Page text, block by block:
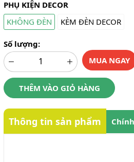
PHỤ KIỆN DECOR
KHÔNG ĐÈN
KÈM ĐÈN DECOR
Số lượng:
MUA NGAY
THÊM VÀO GIỎ HÀNG
Thông tin sản phẩm